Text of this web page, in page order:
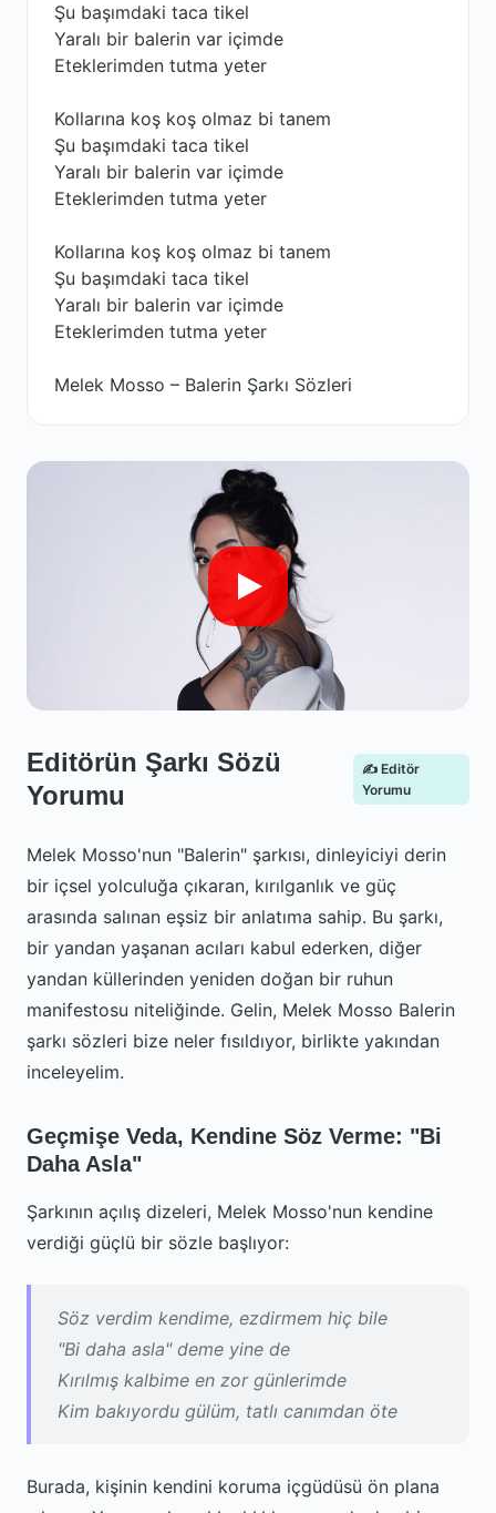
Şu başımdaki taca tikel
Yaralı bir balerin var içimde
Eteklerimden tutma yeter
Kollarına koş koş olmaz bi tanem
Şu başımdaki taca tikel
Yaralı bir balerin var içimde
Eteklerimden tutma yeter
Kollarına koş koş olmaz bi tanem
Şu başımdaki taca tikel
Yaralı bir balerin var içimde
Eteklerimden tutma yeter
Melek Mosso – Balerin Şarkı Sözleri
Editörün Şarkı Sözü
Yorumu
✍️ Editör
Yorumu
Melek Mosso'nun "Balerin" şarkısı, dinleyiciyi derin
bir içsel yolculuğa çıkaran, kırılganlık ve güç
arasında salınan eşsiz bir anlatıma sahip. Bu şarkı,
bir yandan yaşanan acıları kabul ederken, diğer
yandan küllerinden yeniden doğan bir ruhun
manifestosu niteliğinde. Gelin, Melek Mosso Balerin
şarkı sözleri bize neler fısıldıyor, birlikte yakından
inceleyelim.
Geçmişe Veda, Kendine Söz Verme: "Bi
Daha Asla"
Şarkının açılış dizeleri, Melek Mosso'nun kendine
verdiği güçlü bir sözle başlıyor:
Söz verdim kendime, ezdirmem hiç bile
"Bi daha asla" deme yine de
Kırılmış kalbime en zor günlerimde
Kim bakıyordu gülüm, tatlı canımdan öte
Burada, kişinin kendini koruma içgüdüsü ön plana